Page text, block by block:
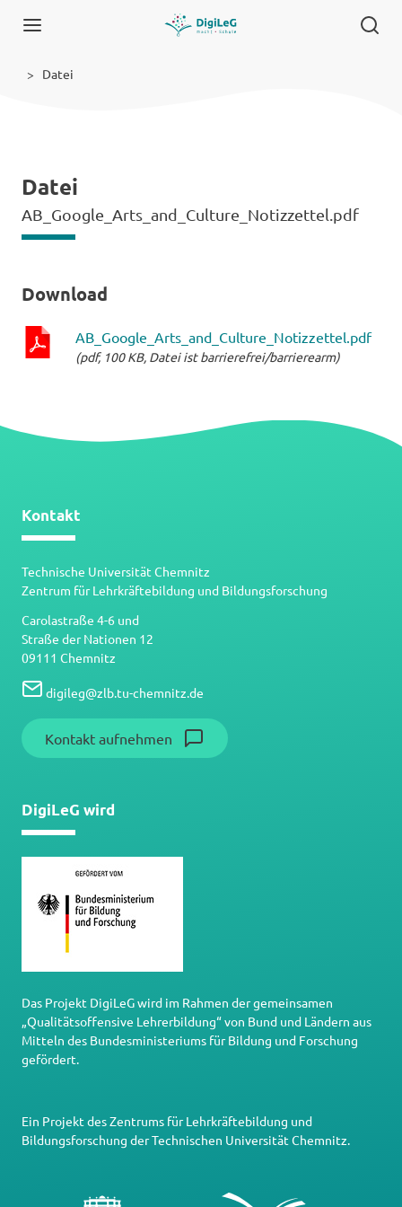
Datei
Datei
AB_Google_Arts_and_Culture_Notizzettel.pdf
Download
AB_Google_Arts_and_Culture_Notizzettel.pdf
(pdf, 100 KB, Datei ist barrierefrei/barrierearm)
Kontakt
Technische Universität Chemnitz
Zentrum für Lehrkräftebildung und Bildungsforschung
Carolastraße 4-6 und
Straße der Nationen 12
09111 Chemnitz
digileg@zlb.tu-chemnitz.de
Kontakt aufnehmen
DigiLeG wird
Das Projekt DigiLeG wird im Rahmen der gemeinsamen
„Qualitätsoffensive Lehrerbildung“ von Bund und Ländern aus
Mitteln des Bundesministeriums für Bildung und Forschung
gefördert.
Ein Projekt desZentrums für Lehrkräftebildung und
Bildungsforschung derTechnischen Universität Chemnitz.